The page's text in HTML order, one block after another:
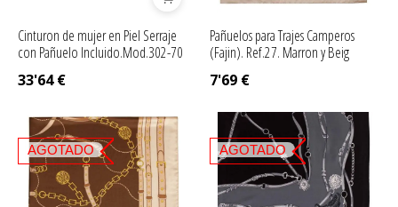
Cinturon de mujer en Piel Serraje
con Pañuelo Incluido.Mod.302-70
33'64€
Pañuelos para Trajes Camperos
(Fajin). Ref.27. Marron y Beig
7'69 €
AGOTADO AGOTADO